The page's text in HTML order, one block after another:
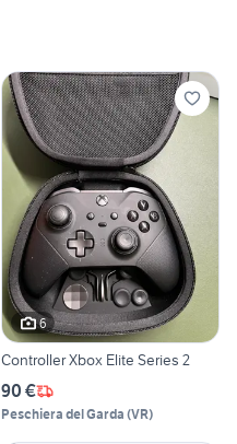
6
Controller Xbox Elite Series 2
90 €
Peschiera del Garda (VR)